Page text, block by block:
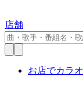
店舗
お店でカラ